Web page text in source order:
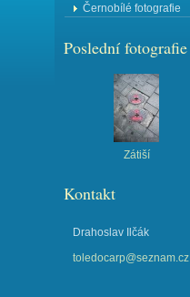
Černobílé fotografie
Poslední fotografie
Zátiší
Kontakt
Drahoslav Ilčák
toledocarp@seznam.cz